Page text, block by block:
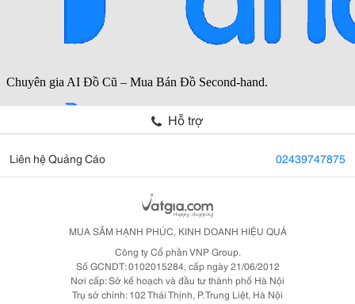
Hỗ trợ
Liên hệ Quảng Cáo 02439747875
MUA SẮM HẠNH PHÚC, KINH DOANH HIỆU QUẢ
Công ty Cổ phần VNP Group.
Số GCNDT: 0102015284, cấp ngày 21/06/2012
Nơi cấp: Sở kế hoạch và đầu tư thành phố Hà Nội
Trụ sở chính: 102 Thái Thịnh, P. Trung Liệt, Hà Nội